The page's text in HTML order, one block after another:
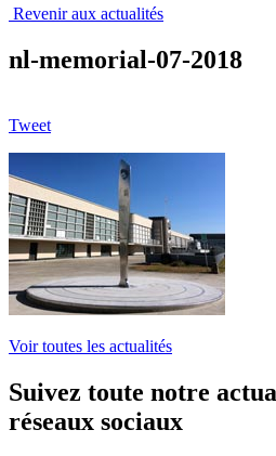
Revenir aux actualités
nl-memorial-07-2018
Tweet
Voir toutes les actualités
Suivez toute notre
réseaux sociaux